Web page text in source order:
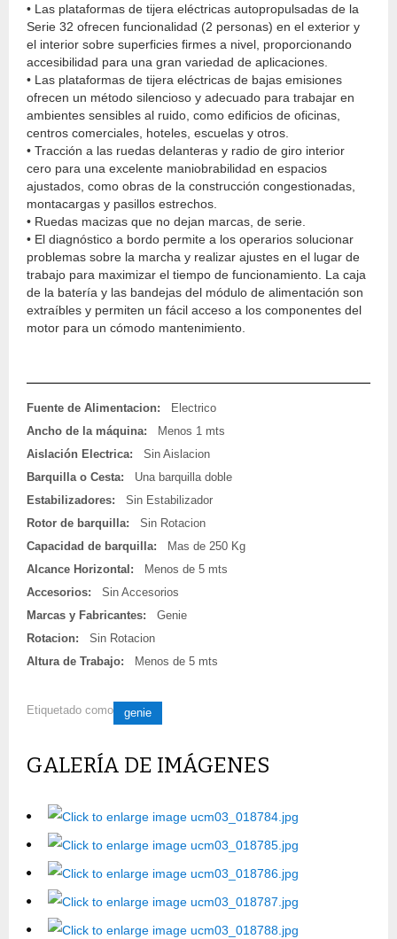
• Las plataformas de tijera eléctricas autopropulsadas de la
Serie 32 ofrecen funcionalidad (2 personas) en el exterior y
el interior sobre superficies firmes a nivel, proporcionando
accesibilidad para una gran variedad de aplicaciones.
• Las plataformas de tijera eléctricas de bajas emisiones
ofrecen un método silencioso y adecuado para trabajar en
ambientes sensibles al ruido, como edificios de oficinas,
centros comerciales, hoteles, escuelas y otros.
• Tracción a las ruedas delanteras y radio de giro interior
cero para una excelente maniobrabilidad en espacios
ajustados, como obras de la construcción congestionadas,
montacargas y pasillos estrechos.
• Ruedas macizas que no dejan marcas, de serie.
• El diagnóstico a bordo permite a los operarios solucionar
problemas sobre la marcha y realizar ajustes en el lugar de
trabajo para maximizar el tiempo de funcionamiento. La caja
de la batería y las bandejas del módulo de alimentación son
extraíbles y permiten un fácil acceso a los componentes del
motor para un cómodo mantenimiento.
Fuente de Alimentacion:
Electrico
Ancho de la máquina:
Menos 1 mts
Aislación Electrica:
Sin Aislacion
Barquilla o Cesta:
Una barquilla doble
Estabilizadores:
Sin Estabilizador
Rotor de barquilla:
Sin Rotacion
Capacidad de barquilla:
Mas de 250 Kg
Alcance Horizontal:
Menos de 5 mts
Accesorios:
Sin Accesorios
Marcas y Fabricantes:
Genie
Rotacion:
Sin Rotacion
Altura de Trabajo:
Menos de 5 mts
Etiquetado como genie
GALERÍA DE IMÁGENES